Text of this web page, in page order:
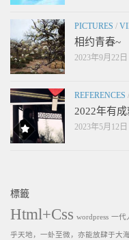
PICTURES /
相约青春~
2023年9月22日
REFERENCES /
2022年有
2023年5月12日
標籤
Html+Css wordpress 一代
乎天地，一虲至微，亦能放肆于大海